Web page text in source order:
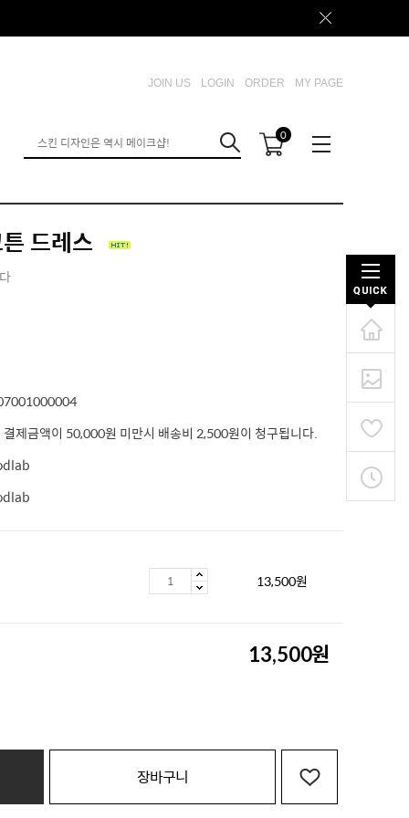
JOIN US LOGIN ORDER MY PAGE
0
드레스
결제금액이 50,000원 미만시 배송비 2,500원이 청구됩니다.
13,500원
13,500원
장바구니